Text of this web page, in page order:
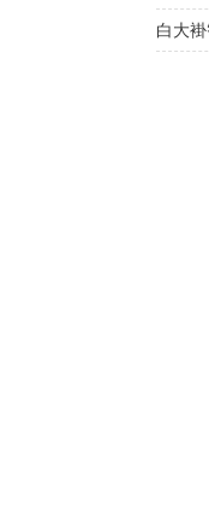
白大